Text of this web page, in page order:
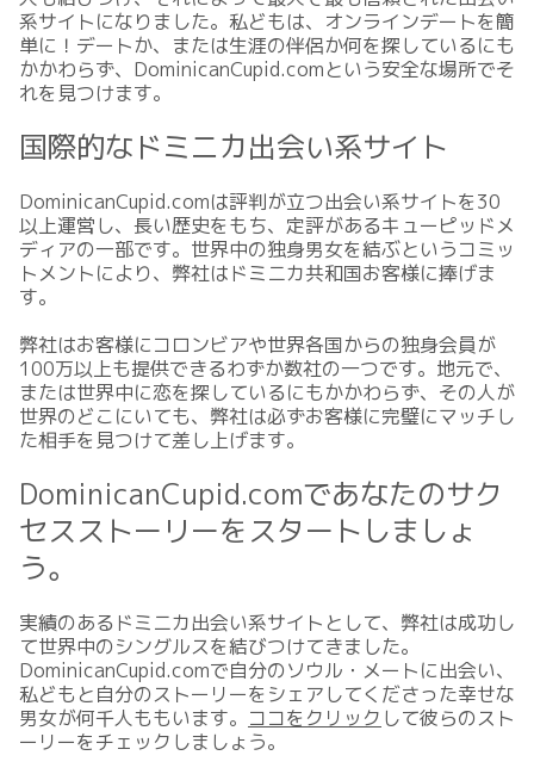
系サイトになりました。私どもは、オンラインデートを簡
単に！デートか、または生涯の伴侶か何を探しているにも
かかわらず、DominicanCupid.comという安全な場所でそ
れを見つけます。
国際的なドミニカ出会い系サイト
DominicanCupid.comは評判が立つ出会い系サイトを30
以上運営し、長い歴史をもち、定評があるキューピッドメ
ディアの一部です。世界中の独身男女を結ぶというコミッ
トメントにより、弊社はドミニカ共和国お客様に捧げま
す。
弊社はお客様にコロンビアや世界各国からの独身会員が
100万以上も提供できるわずか数社の一つです。地元で、
または世界中に恋を探しているにもかかわらず、その人が
世界のどこにいても、弊社は必ずお客様に完璧にマッチし
た相手を見つけて差し上げます。
DominicanCupid.comであなたのサク
セスストーリーをスタートしましょ
う。
実績のあるドミニカ出会い系サイトとして、弊社は成功し
て世界中のシングルスを結びつけてきました。
DominicanCupid.comで自分のソウル・メートに出会い、
私どもと自分のストーリーをシェアしてくださった幸せな
男女が何千人ももいます。 ココをクリック して彼らのスト
ーリーをチェックしましょう。